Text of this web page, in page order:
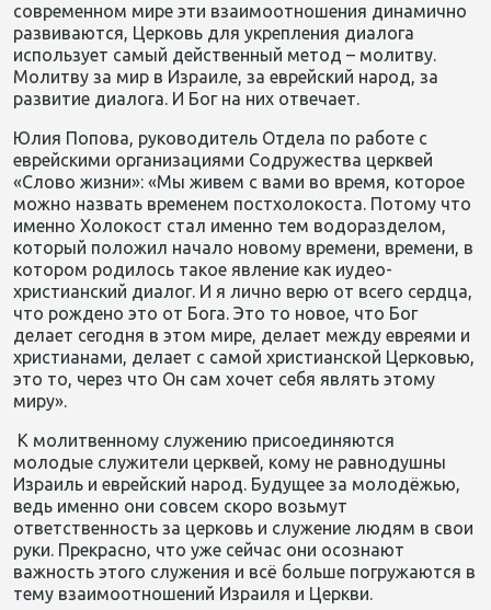
современном мире эти взаимоотношения динамично
развиваются, Церковь для укрепления диалога
использует самый действенный метод – молитву.
Молитву за мир в Израиле, за еврейский народ, за
развитие диалога. И Бог на них отвечает.
Юлия Попова, руководитель Отдела по работе с
еврейскими организациями Содружества церквей
«Слово жизни»: «Мы живем с вами во время, которое
можно назвать временем постхолокоста. Потому что
именно Холокост стал именно тем водоразделом,
который положил начало новому времени, времени, в
котором родилось такое явление как иудео-
христианский диалог. И я лично верю от всего сердца,
что рождено это от Бога. Это то новое, что Бог
делает сегодня в этом мире, делает между евреями и
христианами, делает с самой христианской Церковью,
это то, через что Он сам хочет себя являть этому
миру».
К молитвенному служению присоединяются
молодые служители церквей, кому не равнодушны
Израиль и еврейский народ. Будущее за молодёжью,
ведь именно они совсем скоро возьмут
ответственность за церковь и служение людям в свои
руки. Прекрасно, что уже сейчас они осознают
важность этого служения и всё больше погружаются в
тему взаимоотношений Израиля и Церкви.